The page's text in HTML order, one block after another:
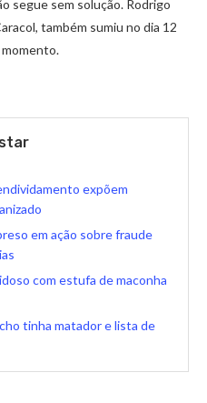
segue sem solução. Rodrigo
também sumiu no dia 12
momento.
expõem
em ação sobre fraude
com estufa de maconha
tinha matador e lista de